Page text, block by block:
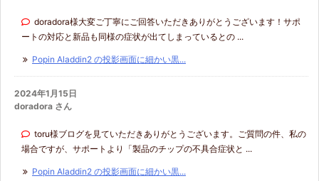
doradora様大変ご丁寧にご回答いただきありがとうございます！サポ
ートの対応と新品も同様の症状が出てしまっているとの ...
Popin Aladdin2 の投影画面に細かい黒...
2024年1月15日
doradora さん
toru様ブログを見ていただきありがとうございます。ご質問の件、私の
場合ですが、サポートより「製品のチップの不具合症状と ...
Popin Aladdin2 の投影画面に細かい黒...